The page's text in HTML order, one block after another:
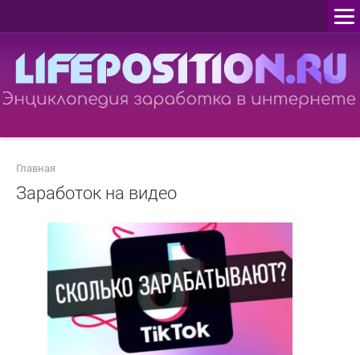
Главная
Заработок на видео